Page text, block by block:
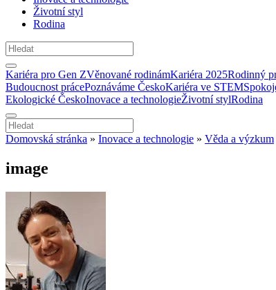
Životní styl
Rodina
Kariéra pro Gen ZVěnované rodinámKariéra 2025Rodinný
Budoucnost prácePoznáváme ČeskoKariéra ve STEM
Ekologické ČeskoInovace a technologieŽivotní stylRodina
Domovská stránka » Inovace a technologie » Věda a výzkum
image